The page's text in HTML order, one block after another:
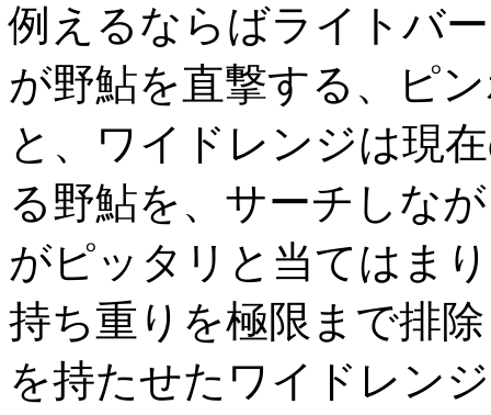
例えるならばライトバ
が野鮎を直撃する、ピ
と、ワイドレンジは現
る野鮎を、サーチしな
がピッタリと当てはま
持ち重りを極限まで排
を持たせたワイドレン